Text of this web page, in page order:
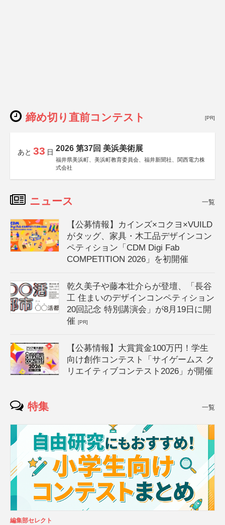
締め切り直前コンテスト [PR]
あと 33 日 2026 第37回 美浜美術展
福井県美浜町、美浜町教育委員会、福井新聞社、関西電力株
式会社
ニュース 一覧
【公募情報】カインズ×コクヨ×VUILD
がタッグ、家具・木工品デザインコン
ペティション「CDM Digi Fab
COMPETITION 2026」を初開催
乾久美子や藤本壮介らが登壇、「長谷
工 住まいのデザインコンペティション
20回記念 特別講演会」が8月19日に開
催[PR]
【公募情報】大賞賞金100万円！学生
向け創作コンテスト「サイゲームス ク
リエイティブコンテスト2026」が開催
特集 一覧
編集部セレクト